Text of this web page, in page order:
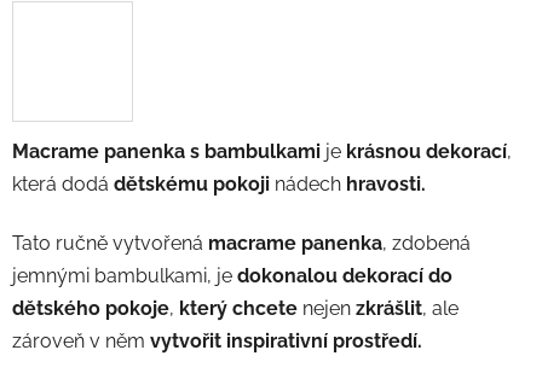
Macrame panenka s bambulkami je krásnou dekorací,
která dodá dětskému pokoji nádech hravosti.
Tato ručně vytvořená macrame panenka, zdobená
jemnými bambulkami, je dokonalou dekorací do
dětského pokoje, který chcete nejen zkrášlit, ale
zároveň v něm vytvořit inspirativní prostředí.